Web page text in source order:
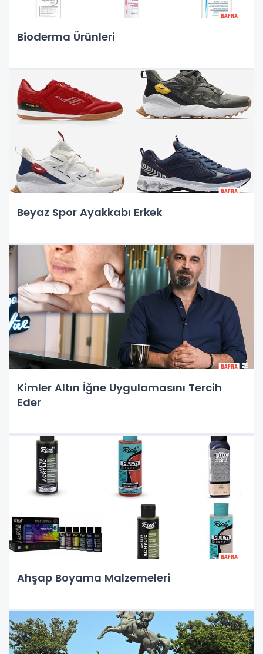
Bioderma Ürünleri
Beyaz Spor Ayakkabı Erkek
Kimler Altın İğne Uygulamasını Tercih
Eder
Ahşap Boyama Malzemeleri